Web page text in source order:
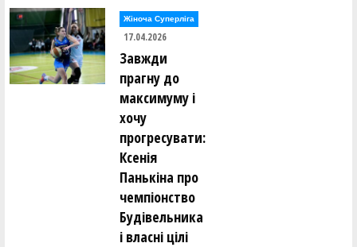
Жіноча Суперліга
17.04.2026
Завжди
прагну до
максимуму і
хочу
прогресувати:
Ксенія
Панькіна про
чемпіонство
Будівельника
і власні цілі